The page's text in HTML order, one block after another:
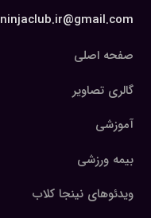
ninjaclub.ir@gmail.com
صفحه اصلی
گالری تصاویر
آموزشی
بیمه ورزشی
ویدئوهای نینجا کلاب